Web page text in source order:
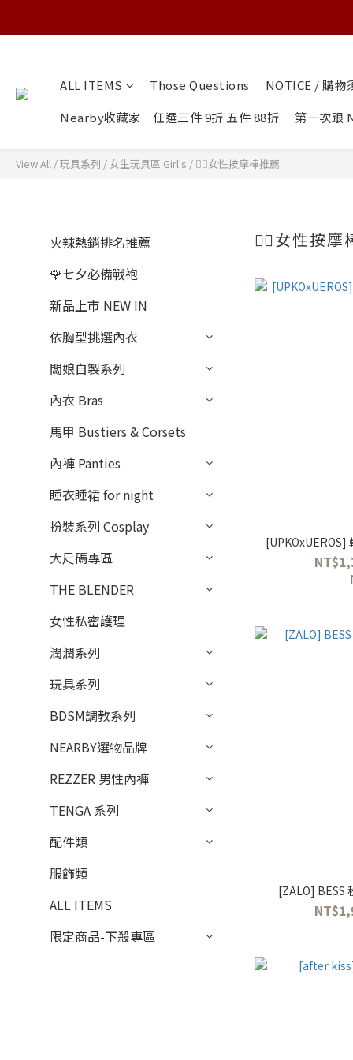
ALL ITEMS Those Questions NOTICE / 購物
Nearby收藏家｜任選三件 9折 五件 88折
第一次跟
View All /玩具系列 / 女生玩具區 Girl's / 👍🏻女性按摩棒推薦
火辣熱銷排名推薦
🌹七夕必備戰袍
新品上市 NEW IN
依胸型挑選內衣
闆娘自製系列
內衣 Bras
馬甲 Bustiers & Corsets
內褲 Panties
睡衣睡裙 for night
扮裝系列 Cosplay
大尺碼專區
THE BLENDER
女性私密護理
潤潤系列
玩具系列
BDSM調教系列
NEARBY選物品牌
REZZER 男性內褲
TENGA 系列
配件類
服飾類
ALL ITEMS
限定商品-下殺專區
👍🏻女性按摩
[UPKOxUEROS]
[ZALO] BESS